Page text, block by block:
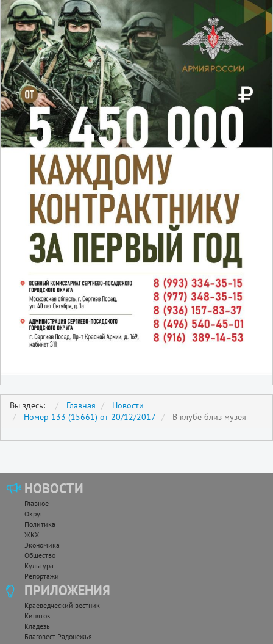
Вы здесь: Главная
Новости
Номер 133 (15661) от 20/12/2017
В клубе близ музея
НОВОСТИ
Главное
Округ
Политика
ЖКХ
Экономика
Общество
Культура
Репортажи
ПРИЛОЖЕНИЯ
Краеведческий вестник
Кипяток
Кладезь
Благовест Радонежья